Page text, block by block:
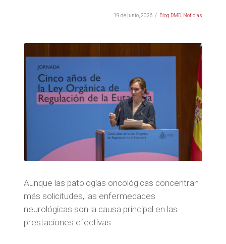
19 de junio, 2026 Blog DMD, Noticias
Aunque las patologías oncológicas concentran
más solicitudes, las enfermedades
neurológicas son la causa principal en las
prestaciones efectivas.